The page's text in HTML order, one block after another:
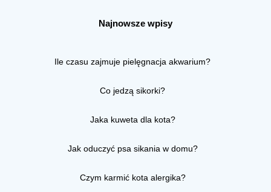
Najnowsze wpisy
Ile czasu zajmuje pielęgnacja akwarium?
Co jedzą sikorki?
Jaka kuweta dla kota?
Jak oduczyć psa sikania w domu?
Czym karmić kota alergika?